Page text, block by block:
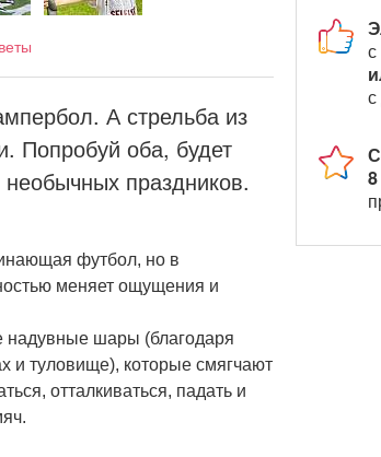
А стрельба из
Попробуй оба, будет
праздников.
футбол, но в
меняет ощущения и
надувные шары (благодаря
и туловище), которые смягчают
отталкиваться, падать и